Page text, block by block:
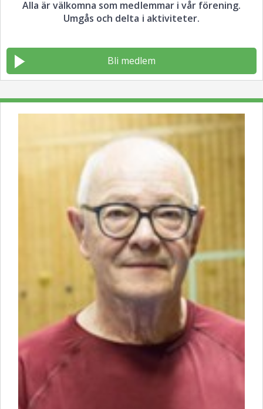
Alla är välkomna som medlemmar i vår förening.
Umgås och delta i aktiviteter.
Bli medlem